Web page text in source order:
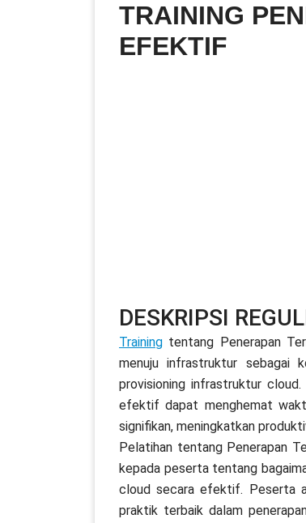
TRAINING
EFEKTIF
DESKRIPSI
Training tentang Penerapan
menuju infrastruktur sebagai
provisioning infrastruktur
efektif dapat menghemat
signifikan, meningkatkan
Pelatihan tentang Penerapan
kepada peserta tentang
cloud secara efektif. Peserta
praktik terbaik dalam